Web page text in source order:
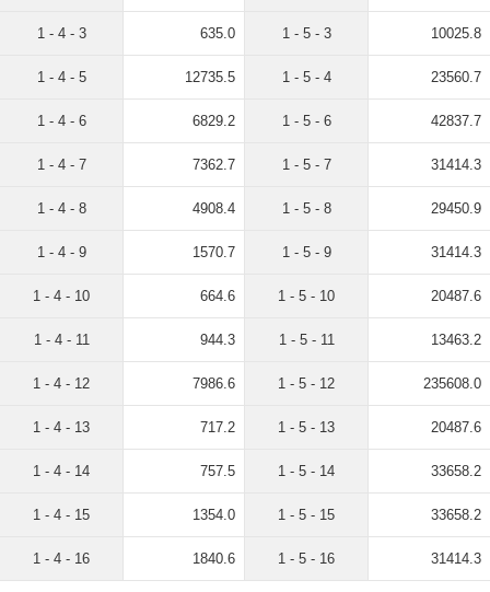
1 - 4 - 3 635.0
1 - 4 - 5 12735.5
1 - 4 - 6 6829.2
1 - 4 - 7 7362.7
1 - 4 - 8 4908.4
1 - 4 - 9 1570.7
1 - 4 - 10 664.6
1 - 4 - 11 944.3
1 - 4 - 12 7986.6
1 - 4 - 13 717.2
1 - 4 - 14 757.5
1 - 4 - 15 1354.0
1 - 4 - 16 1840.6
1 - 5 - 3 10025.8
1 - 5 - 4 23560.7
1 - 5 - 6 42837.7
1 - 5 - 7 31414.3
1 - 5 - 8 29450.9
1 - 5 - 9 31414.3
1 - 5 - 10 20487.6
1 - 5 - 11 13463.2
1 - 5 - 12 235608.0
1 - 5 - 13 20487.6
1 - 5 - 14 33658.2
1 - 5 - 15 33658.2
1 - 5 - 16 31414.3